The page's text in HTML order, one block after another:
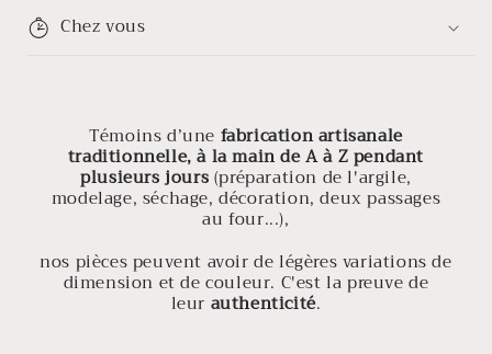
Chez vous
Témoins d’une fabrication artisanale
traditionnelle, à la main de A à Z pendant
plusieurs jours(préparation de l'argile,
modelage, séchage, décoration, deux passages
au four...),
nos pièces peuvent avoir de légères variations de
dimension et de couleur. C'est la preuve de
leur authenticité.